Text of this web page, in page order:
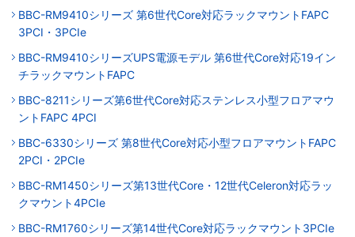
BBC-RM9410シリーズ 第6世代Core対応ラックマウントFAPC
3PCI・3PCIe
BBC-RM9410シリーズUPS電源モデル 第6世代Core対応19イン
チラックマウントFAPC
BBC-8211シリーズ第6世代Core対応ステンレス小型フロアマウ
ントFAPC 4PCI
BBC-6330シリーズ 第8世代Core対応小型フロアマウントFAPC
2PCI・2PCIe
BBC-RM1450シリーズ第13世代Core・12世代Celeron対応ラッ
クマウント4PCIe
BBC-RM1760シリーズ第14世代Core対応ラックマウント3PCIe